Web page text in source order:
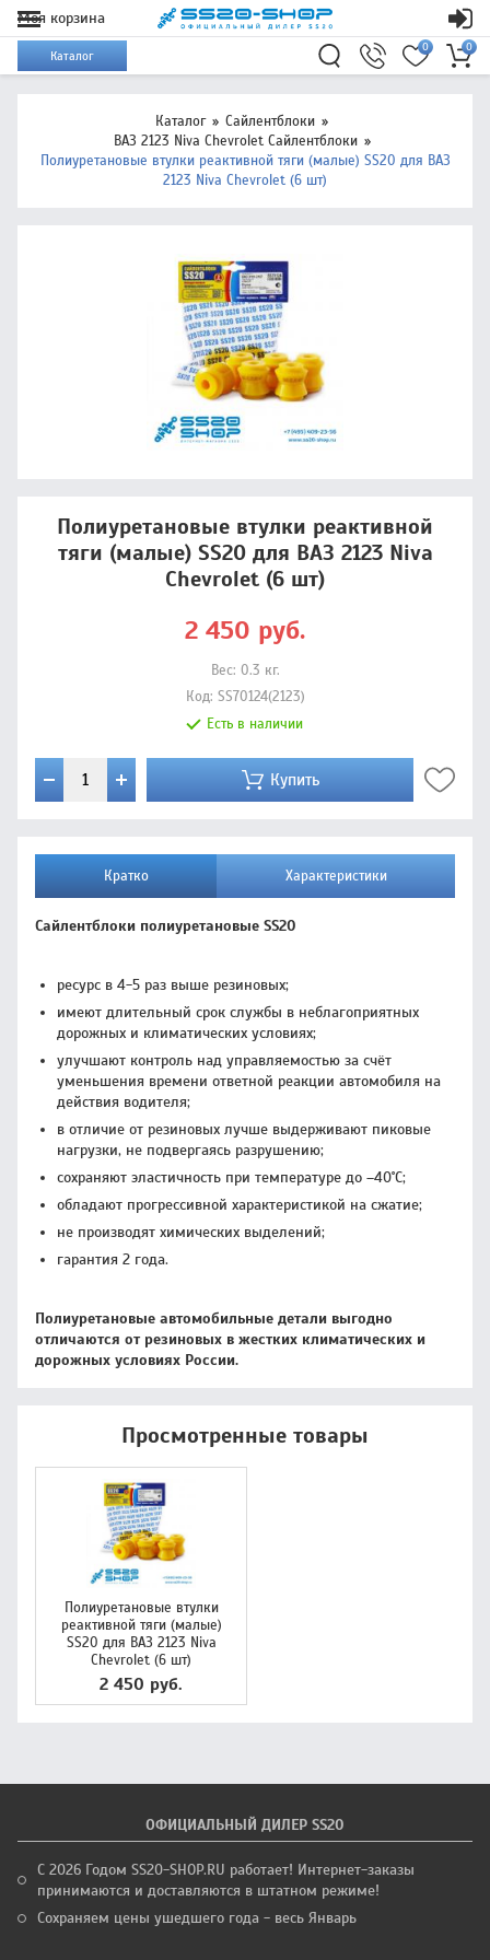
Моя корзина
Каталог
0
0
Каталог
Сайлентблоки
ВАЗ 2123 Niva Chevrolet Сайлентблоки
Полиуретановые втулки реактивной тяги (малые) SS20 для ВАЗ
2123 Niva Chevrolet (6 шт)
Полиуретановые втулки реактивной
тяги (малые) SS20 для ВАЗ 2123 Niva
Chevrolet (6 шт)
2 450 руб.
Вес: 0.3 кг.
Код: SS70124(2123)
Есть в наличии
Купить
Кратко Характеристики
Сайлентблоки полиуретановые SS20
ресурс в 4-5 раз выше резиновых;
имеют длительный срок службы в неблагоприятных
дорожных и климатических условиях;
улучшают контроль над управляемостью за счёт
уменьшения времени ответной реакции автомобиля на
действия водителя;
в отличие от резиновых лучше выдерживают пиковые
нагрузки, не подвергаясь разрушению;
сохраняют эластичность при температуре до –40˚С;
обладают прогрессивной характеристикой на сжатие;
не производят химических выделений;
гарантия 2 года.
Полиуретановые автомобильные детали выгодно
отличаются от резиновых в жестких климатических и
дорожных условиях России.
Просмотренные товары
Полиуретановые втулки
реактивной тяги (малые)
SS20 для ВАЗ 2123 Niva
Chevrolet (6 шт)
2 450 руб.
ОФИЦИАЛЬНЫЙ ДИЛЕР SS20
С 2026 Годом SS20-SHOP.RU работает! Интернет-заказы
принимаются и доставляются в штатном режиме!
Сохраняем цены ушедшего года - весь Январь